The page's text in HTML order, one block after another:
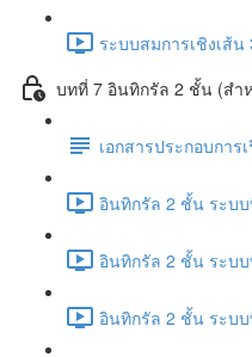
ระบบสมการเชิงเส้น
บทที่ 7 อินทิกรัล 2 ชั้น (สำ
เอกสารประกอบการ
อินทิกรัล 2 ชั้น ระบ
อินทิกรัล 2 ชั้น ระบ
อินทิกรัล 2 ชั้น ระบ